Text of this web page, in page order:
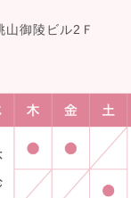
山御陵ビル2Ｆ